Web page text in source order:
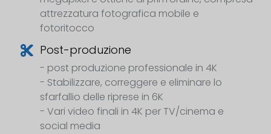
attrezzatura fotografica mobile e
fotoritocco
Post-produzione
- post produzione professionale in 4K
- Stabilizzare, correggere e eliminare lo
sfarfallio delle riprese in 6K
- Vari video finali in 4K per TV/cinema e
social media